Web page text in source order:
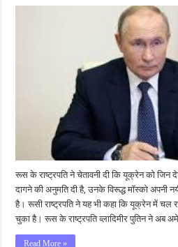
रूस के राष्ट्रपति ने चेतावनी दी कि यूक्रेन को
दागने की अनुमति दी है, उनके विरूद्ध मॉस्को अपनी
है। रूसी राष्ट्रपति ने यह भी कहा कि यूक्रेन में चल
चुका है। रूस के राष्ट्रपति व्लादिमीर पुतिन ने अब
Read More »